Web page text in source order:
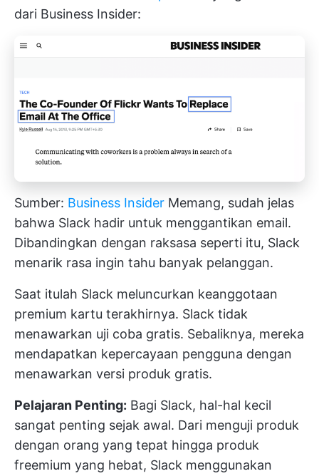
dari Business Insider:
Sumber: Business Insider Memang, sudah jelas
bahwa Slack hadir untuk menggantikan email.
Dibandingkan dengan raksasa seperti itu, Slack
menarik rasa ingin tahu banyak pelanggan.
Saat itulah Slack meluncurkan keanggotaan
premium kartu terakhirnya. Slack tidak
menawarkan uji coba gratis. Sebaliknya, mereka
mendapatkan kepercayaan pengguna dengan
menawarkan versi produk gratis.
Pelajaran Penting: Bagi Slack, hal-hal kecil
sangat penting sejak awal. Dari menguji produk
dengan orang yang tepat hingga produk
freemium yang hebat, Slack menggunakan